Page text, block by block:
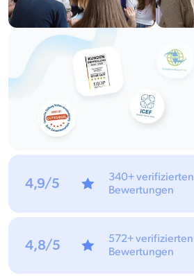
4,9/5
340+ verifizierten
Bewertungen
4,8/5
572+ verifizierten
Bewertungen